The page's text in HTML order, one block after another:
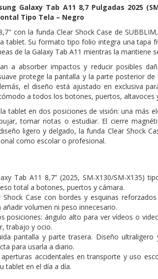
Galaxy Tab A11 8,7 Pulgadas 2025
Tipo Tela – Negro
con la funda Clear Shock Case de
tablet. Su formato tipo folio integra una tapa
de la Galaxy Tab A11 mientras la mantiene
a absorber impactos y reducir posibles
protege la pantalla y la parte posterior de
eldiseño está ajustado en exclusiva
a todos los botones, puertos, altavoces
tablet en dos posiciones de visión: una más
tomar notas o estudiar. El cierre
ligero y delgado, la funda Clear Shock
como escolar o profesional.
Tab A11 8,7” (2025, SM-X130/SM-X135)
total a botones, puertos y cámara.
Case con bordes y esquinas
volumen ni peso innecesario.
posiciones: ángulo alto para ver vídeos o
trabajo y ocio.
pantalla y parte trasera. Diseño ultraligero
para usarla a diario.
accidentales en transporte y uso
tablet en el día a día.